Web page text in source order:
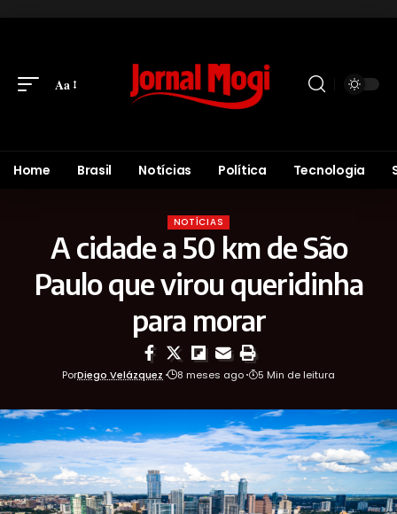
Aa
Home Brasil Notícias Política Tecnologia
NOTÍCIAS
A cidade a 50 km de São
Paulo que virou queridinha
para morar
PorDiego Velázquez 8 meses ago 5 Min de leitura